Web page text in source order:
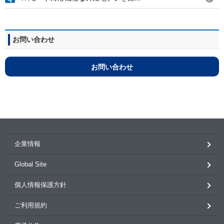
お問い合わせ
お問い合わせ
企業情報
Global Site
個人情報保護方針
ご利用規約